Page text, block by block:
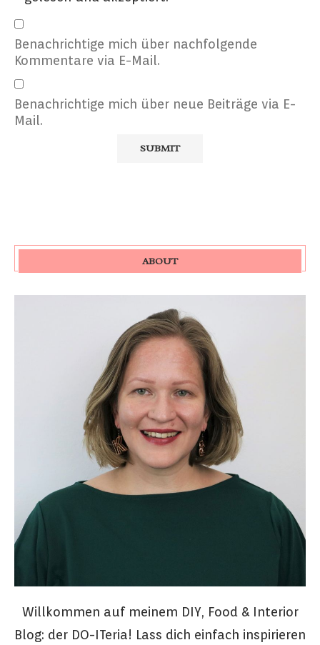
Benachrichtige mich über nachfolgende
Kommentare via E-Mail.
Benachrichtige mich über neue Beiträge via E-
Mail.
ABOUT
Willkommen auf meinem DIY, Food & Interior
Blog: der DO-ITeria! Lass dich einfach inspirieren